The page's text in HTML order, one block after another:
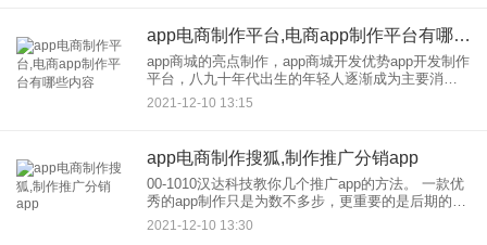
app电商制作平台,电商app制作平台有哪些内容
app商城的亮点制作，app商城开发优势app开发制作
平台，八九十年代出生的年轻人逐渐成为主要消费
人群，不再热衷于去菜市场。2021年，中国生鲜、
2021-12-10 13:15
app电商制作搜狐,制作推广分销app
00-1010汉达科技教你几个推广app的方法。 一款优
秀的app制作只是为数不多步，更重要的是后期的推
广。APP软件如何推广？有哪些晋升途径？ 汉达科
技认为，新媒体、渠道建设、SEO、
2021-12-10 13:30